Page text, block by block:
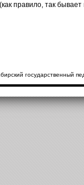
правило, так
государственный